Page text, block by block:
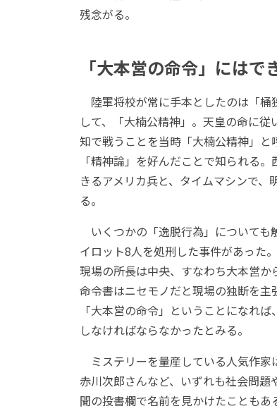
残念がる。
「大本営の命令」にはで
陸軍将校が常に手本としたのは「桶
して、「大楠公精神」。天皇の命に
知で戦うことを当時「大楠公精神」
「精神論」を好んだことで知られる
きるアメリカ兵と、タイムマシンで
る。
いくつかの「逸脱行為」についても
イロット8人を処刑した事件があった
現場の所長は中央、すなわち大本営か
命令書はニセモノだと現場の独断を
「大本営の命令」ということになれ
しなければならなかったとみる。
ミステリーを量産している人気作家
赤川次郎さんなど、いずれも社会問
聞の投書欄で名前を見かけたことも